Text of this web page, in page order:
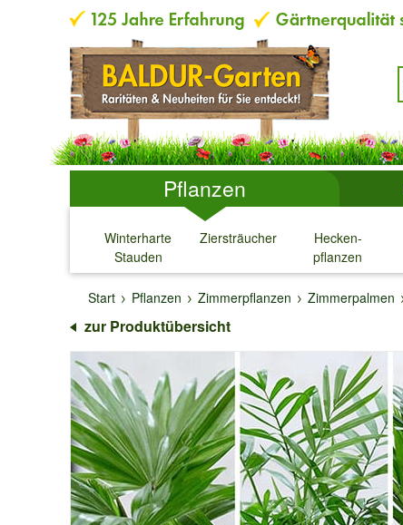
Pflanzen
Winterharte
Stauden
↓
Ziersträucher
↓
Hecken-
pflanzen
↓
↓
Start
Pflanzen Zimmerpflanzen Zimmerpalmen
zur Produktübersicht